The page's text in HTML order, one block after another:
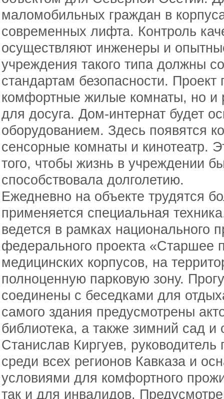
маломобильных граждан в
современных лифта. Контроль
осуществляют инженеры и
учреждения такого типа должны
стандартам безопасности. Проект
комфортные жилые комнаты, но и
для досуга. Дом-интернат будет
оборудованием. Здесь появятся
сенсорные комнаты и кинотеатр.
того, чтобы жизнь в учреждении
способствовала долголетию.
Ежедневно на объекте трудятся
применяется специальная
ведется в рамках национального
федерального проекта
медицинских корпусов, на
полноценную парковую зону.
соединены с беседками для
самого здания предусмотрены
библиотека, а также зимний сад и
Станислав Киргуев,
среди всех регионов Кавказа и
условиями для комфортного
так и для инвалидов.